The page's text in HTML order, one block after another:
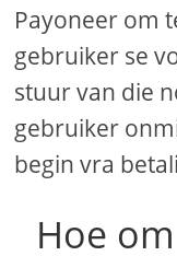
Payoneer om
gebruiker se
stuur van die
gebruiker
begin vra
Hoe